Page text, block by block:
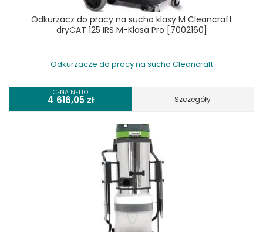
Odkurzacz do pracy na sucho klasy M Cleancraft
dryCAT 125 IRS M-Klasa Pro [7002160]
Odkurzacze do pracy na sucho Cleancraft
CENA NETTO
4 616,05 zł Szczegóły